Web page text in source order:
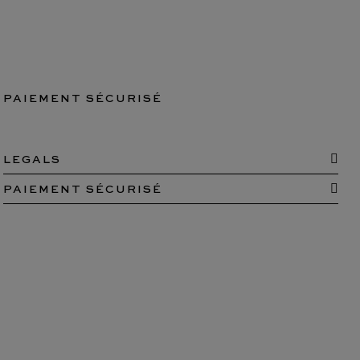
PAIEMENT SÉCURISÉ
LEGALS
PAIEMENT SÉCURISÉ